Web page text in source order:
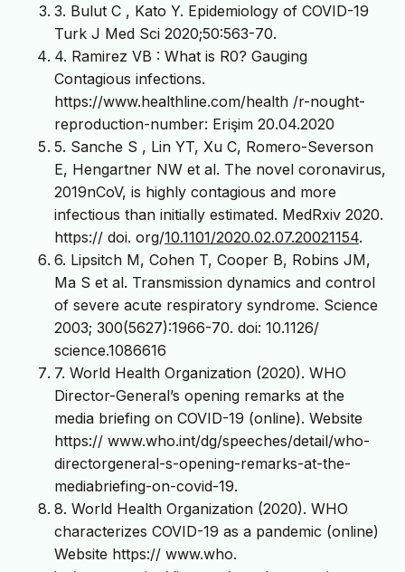
3. Bulut C , Kato Y. Epidemiology of COVID-19
Turk J Med Sci 2020;50:563-70.
4. Ramirez VB : What is R0? Gauging
Contagious infections.
https://www.healthline.com/health /r-nought-
reproduction-number: Erişim 20.04.2020
5. Sanche S , Lin YT, Xu C, Romero-Severson
E, Hengartner NW et al. The novel coronavirus,
2019nCoV, is highly contagious and more
infectious than initially estimated. MedRxiv 2020.
https:// doi. org/10.1101/2020.02.07.20021154.
6. Lipsitch M, Cohen T, Cooper B, Robins JM,
Ma S et al. Transmission dynamics and control
of severe acute respiratory syndrome. Science
2003; 300(5627):1966-70. doi: 10.1126/
science.1086616
7. World Health Organization (2020). WHO
Director-General’s opening remarks at the
media briefing on COVID-19 (online). Website
https:// www.who.int/dg/speeches/detail/who-
directorgeneral-s-opening-remarks-at-the-
mediabriefing-on-covid-19.
8. World Health Organization (2020). WHO
characterizes COVID-19 as a pandemic (online)
Website https:// www.who.